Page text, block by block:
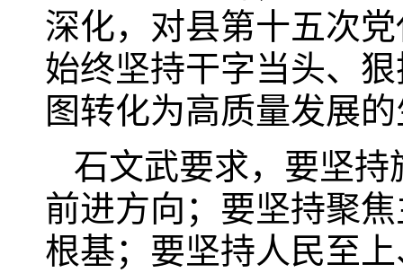
深化，对县第十五次
始终坚持干字当头、
图转化为高质量发展
石文武要求，要坚
前进方向；要坚持聚
根基；要坚持人民至